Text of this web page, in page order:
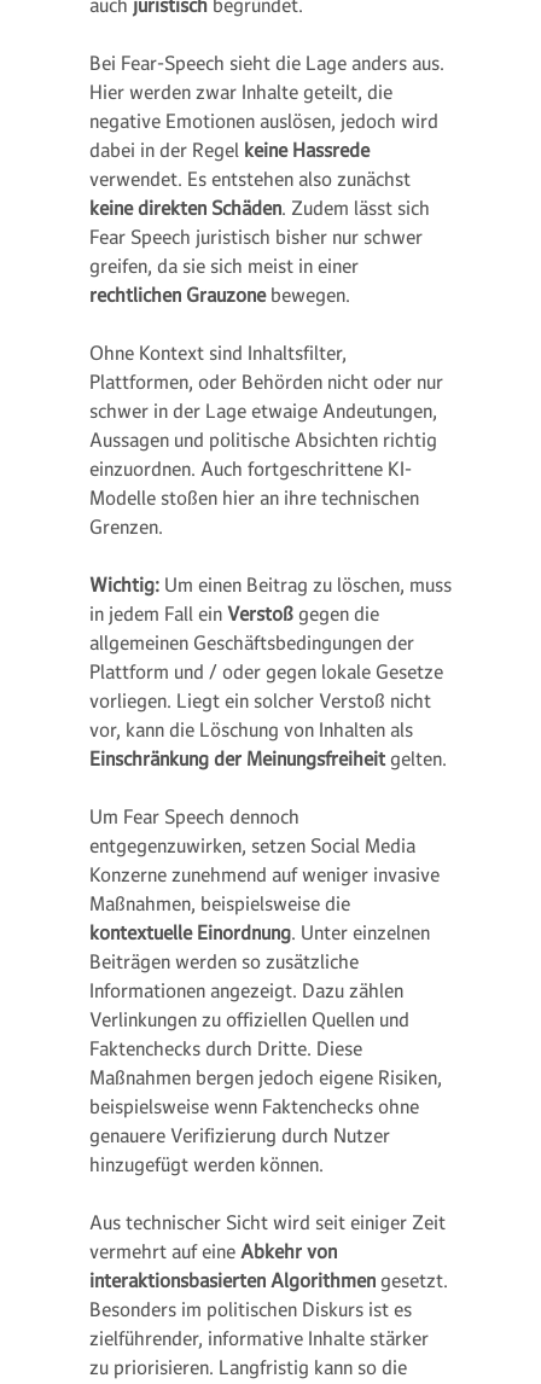
auch juristisch begründet.
Bei Fear-Speech sieht die Lage anders aus.
Hier werden zwar Inhalte geteilt, die
negative Emotionen auslösen, jedoch wird
dabei in der Regel keine Hassrede
verwendet. Es entstehen also zunächst
keine direkten Schäden. Zudem lässt sich
Fear Speech juristisch bisher nur schwer
greifen, da sie sich meist in einer
rechtlichen Grauzonebewegen.
Ohne Kontext sind Inhaltsfilter,
Plattformen, oder Behörden nicht oder nur
schwer in der Lage etwaige Andeutungen,
Aussagen und politische Absichten richtig
einzuordnen. Auch fortgeschrittene KI-
Modelle stoßen hier an ihre technischen
Grenzen.
Wichtig: Um einen Beitrag zu löschen, muss
in jedem Fall ein Verstoß gegen die
allgemeinen Geschäftsbedingungen der
Plattform und / oder gegen lokale Gesetze
vorliegen. Liegt ein solcher Verstoß nicht
vor, kann die Löschung von Inhalten als
Einschränkung der Meinungsfreiheitgelten.
Um Fear Speech dennoch
entgegenzuwirken, setzen Social Media
Konzerne zunehmend auf weniger invasive
Maßnahmen, beispielsweise die
kontextuelle Einordnung. Unter einzelnen
Beiträgen werden so zusätzliche
Informationen angezeigt. Dazu zählen
Verlinkungen zu offiziellen Quellen und
Faktenchecks durch Dritte. Diese
Maßnahmen bergen jedoch eigene Risiken,
beispielsweise wenn Faktenchecks ohne
genauere Verifizierung durch Nutzer
hinzugefügt werden können.
Aus technischer Sicht wird seit einiger Zeit
vermehrt auf eine Abkehr von
interaktionsbasierten Algorithmen gesetzt.
Besonders im politischen Diskurs ist es
zielführender, informative Inhalte stärker
zu priorisieren. Langfristig kann so die